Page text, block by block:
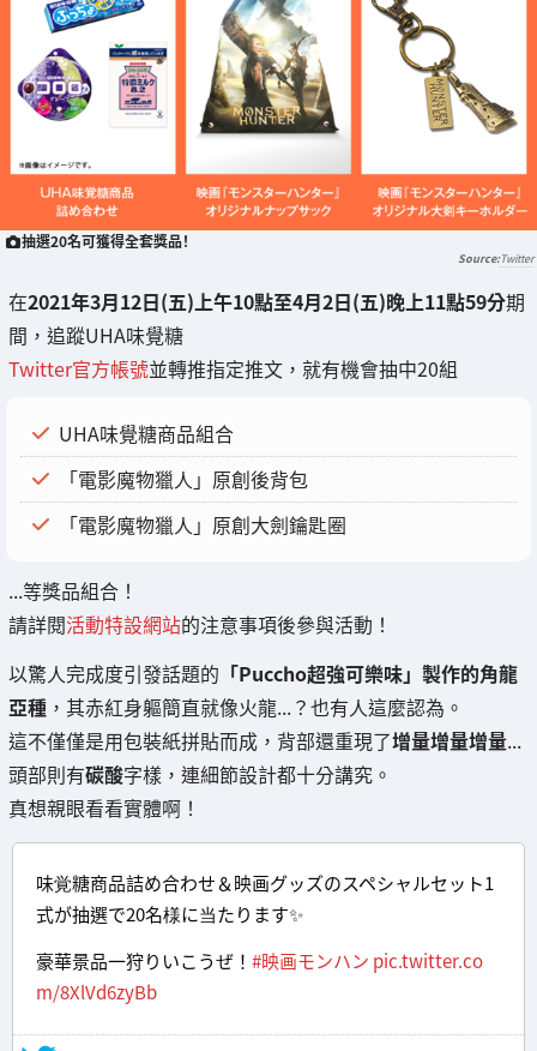
抽選20名可獲得全套獎品！
Twitter
在2021年3月12日(五)上午10點至4月2日(五)晚上11點59分期
間，追蹤UHA味覺糖
Twitter官方帳號並轉推指定推文，就有機會抽中20組
UHA味覺糖商品組合
「電影魔物獵人」原創後背包
「電影魔物獵人」原創大劍鑰匙圈
...等獎品組合！
請詳閱活動特設網站的注意事項後參與活動！
以驚人完成度引發話題的 「Puccho超強可樂味」製作的角龍
亞種 ，其赤紅身軀簡直就像火龍...？也有人這麼認為。
這不僅僅是用包裝紙拼貼而成，背部還重現了增量增量增量...
頭部則有碳酸字樣，連細節設計都十分講究。
真想親眼看看實體啊！
味覚糖商品詰め合わせ＆映画グッズのスペシャルセット1
式が抽選で20名様に当たります✨
豪華景品一狩りいこうぜ！ #映画モンハン pic.twitter.co
m/8XlVd6zyBb